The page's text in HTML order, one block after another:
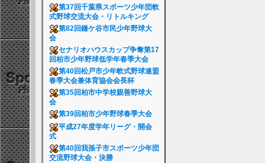
第37回千葉県スポーツ少年団軟
式野球交流大会・リトルキング
第82回鎌ケ谷市民少年野球大
会
セナリオハウスカップ争奪第17
回柏市少年野球低学年春季大会
第40回松戸市少年軟式野球連盟
春季大会兼体育協会会長杯
第35回柏市中学校親善野球大
会
第39回柏市少年野球春季大会
平成27年度学年リーグ・開会
式
第40回我孫子市スポーツ少年団
交流野球大会・決勝